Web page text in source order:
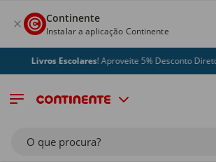
Continente
Instalar a aplicação Continente
Livros Escolares! Aproveite 5% Desconto Direto
O que procura?